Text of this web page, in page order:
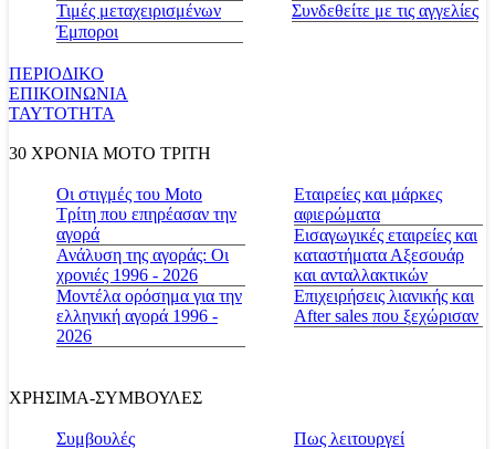
Τιμές μεταχειρισμένων
Έμποροι
Συνδεθείτε με τις αγγελίες
ΠΕΡΙΟΔΙΚΟ
ΕΠΙΚΟΙΝΩΝΙΑ
ΤΑΥΤΟΤΗΤΑ
30 ΧΡΟΝΙΑ MOTO ΤΡΙΤΗ
Οι στιγμές του Moto
Τρίτη που επηρέασαν την
αγορά
Ανάλυση της αγοράς: Οι
χρονιές 1996 - 2026
Μοντέλα ορόσημα για την
ελληνική αγορά 1996 -
2026
Εταιρείες και μάρκες
αφιερώματα
Εισαγωγικές εταιρείες και
καταστήματα Αξεσουάρ
και ανταλλακτικών
Επιχειρήσεις λιανικής και
After sales που ξεχώρισαν
ΧΡΗΣΙΜΑ-ΣΥΜΒΟΥΛΕΣ
Συμβουλές
Πως λειτουργεί